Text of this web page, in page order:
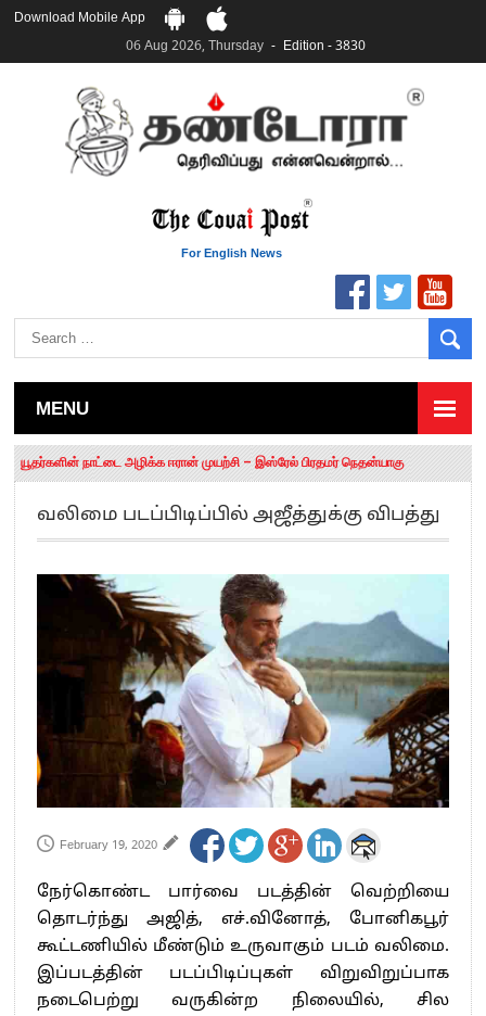
Download Mobile App
06 Aug 2026, Thursday
Edition - 3830
For English News
MENU
தமிழக சட்டப்பேரவையில் காலியிடங்கள் 6 ஆக உயர்வு
யூதர்களின் நாட்டை அழிக்க ஈரான் முயற்சி – இஸ்ரேல் பிரதமர் நெதன்யாகு
“மக்களால் நிராகரிக்கப்பட்டவர் ஸ்டாலின்!” – செங்கோட்டையன்
எங்களை நீக்குவதற்கு இபிஎஸ்க்கு அதிகாரம் இல்லை.. – சி. வி.சண்முகம்
எஸ்.பி.வேலுமணி, சி.வி.சண்முகம் உள்ளிட்ட MLA-க்கள் பதவி பறிப்பு
“மாணவர்கள் நடத்திய மொழிப்போரில் ஸ்டிக்கர் ஒட்டிக்கொண்டது திமுக”- பாமக
தலைவர் அன்புமணி ராமதாஸ்
பிரவீன் சக்ரவர்த்தியின் கருத்து காங்கிரஸ் தலைமையின் கருத்து கிடையாது – கார்த்தி
சிதம்பரம்
“ஜெயலலிதா அவர்களே என் ரோல் மாடல்” -பிரேமலதா விஜயகாந்த் பேட்டி
ராகுல் காந்தி கைது – தவெக தலைவர் விஜய் கண்டனம்
செத்து சாம்பல் ஆனாலும் தனித்துதான் போட்டி – சீமான்
பாகிஸ்தானின் அணு ஆயுத மிரட்டலுக்கு அஞ்சமாட்டோம் – இந்தியா
தமிழக சட்டப்பேரவையில் காலியிடங்கள் 6 ஆக உயர்வு
வலிமை படப்பிடிப்பில் அஜீத்துக்கு விபத்து
February 19, 2020
நேர்கொண்ட பார்வை படத்தின் வெற்றியை
தொடர்ந்து அஜித், எச்.வினோத், போனிகபூர்
கூட்டணியில் மீண்டும் உருவாகும் படம் வலிமை.
இப்படத்தின் படப்பிடிப்புகள் விறுவிறுப்பாக
நடைபெற்று வருகின்ற நிலையில், சில